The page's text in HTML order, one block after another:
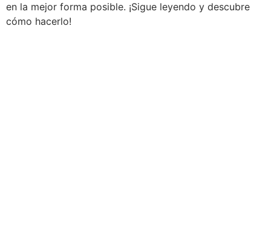
en la mejor forma posible. ¡Sigue leyendo y descubre
cómo hacerlo!